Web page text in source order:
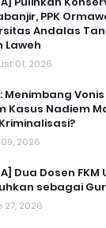
PPK
Andalas
Laweh
01, 2026
Menimbang
Kasus Nadiem
2026
Dua Dosen
sebagai
27, 2026